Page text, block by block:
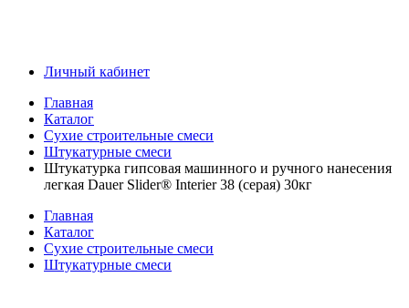
Личный кабинет
Главная
Каталог
Сухие строительные смеси
Штукатурные смеси
Штукатурка гипсовая машинного и ручного нанесения
легкая Dauer Slider® Interier 38 (серая) 30кг
Главная
Каталог
Сухие строительные смеси
Штукатурные смеси